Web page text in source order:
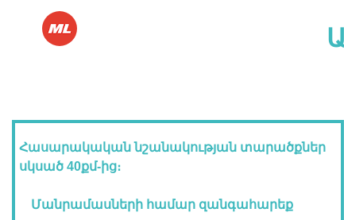
Հասարակական նշանակության տարածքներ
սկսած 40քմ-ից։
Մանրամասների համար զանգահարեք
C 2-րդ հարկ